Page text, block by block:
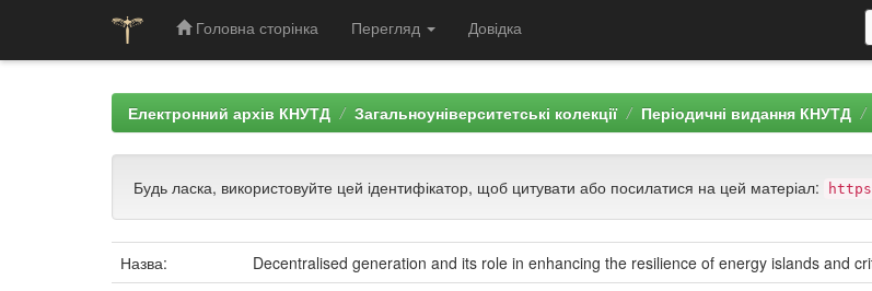
Головна сторінка Перегляд Довідка
Електронний архів КНУТД Загальноуніверситетські колекції Періодичні видання КНУТД
Будь ласка, використовуйте цей ідентифікатор, щоб цитувати або посилатися на цей матеріал:
Назва:
Decentralised generation and its role in enhancing the resilience of energy islands and